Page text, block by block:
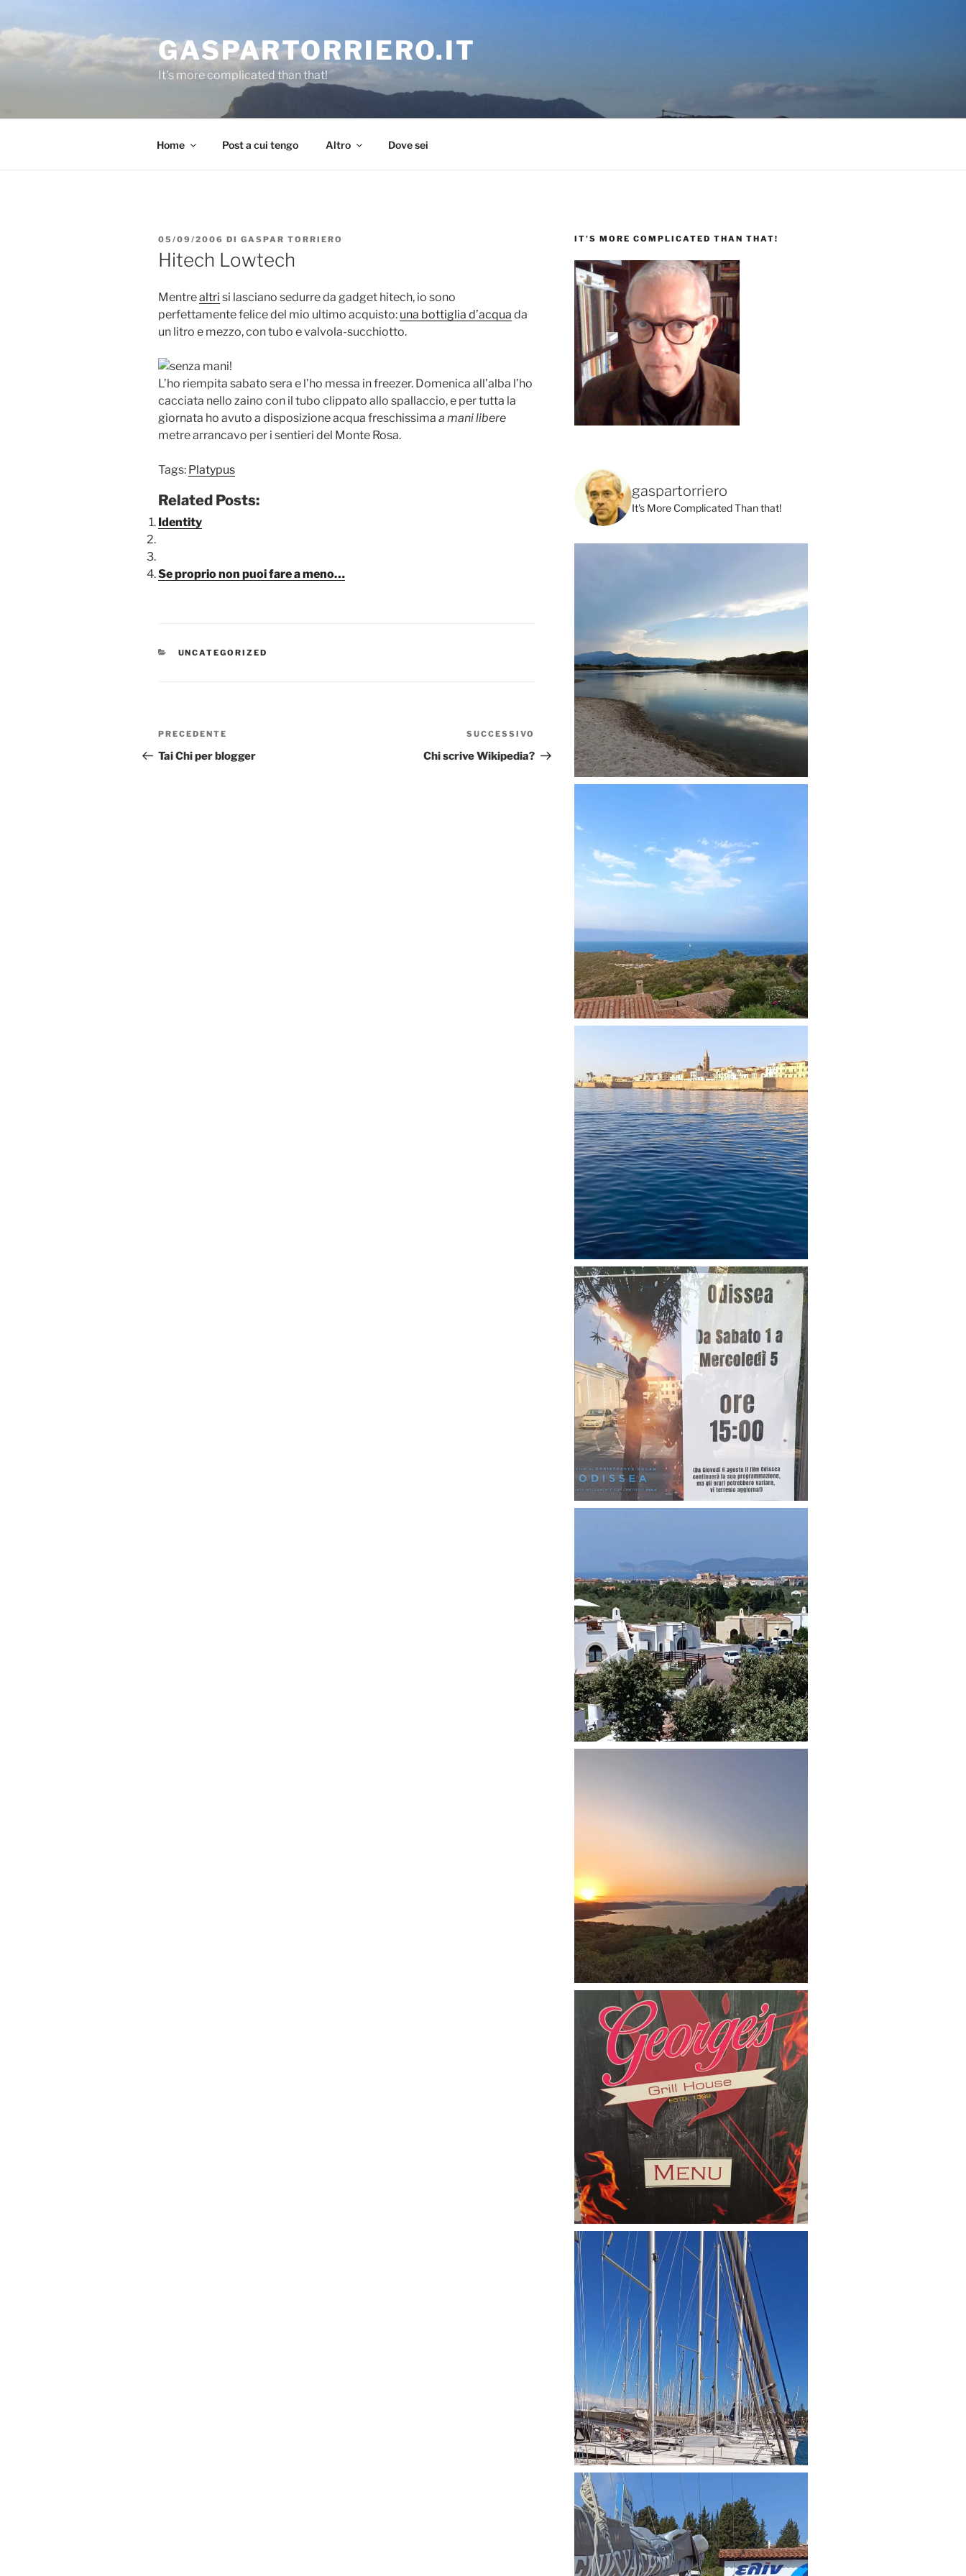
contenuto
GASPARTORRIERO.IT
It's more complicated than that!
Home Post a cui tengo Altro Dove sei
PUBBLICATO
IL
05/09/2006 DI GASPAR TORRIERO
Hitech Lowtech
Mentrealtri si lasciano sedurre da gadget hitech, io sono
perfettamente felice del mio ultimo acquisto: una bottiglia d’acqua da
un litro e mezzo, con tubo e valvola-succhiotto.
L’ho riempita sabato sera e l’ho messa in freezer. Domenica all’alba l’ho
cacciata nello zaino con il tubo clippato allo spallaccio, e per tutta la
giornata ho avuto a disposizione acqua freschissima a mani libere
metre arrancavo per i sentieri del Monte Rosa.
Tags: Platypus
Related Posts:
Identity
Se proprio non puoi fare a meno…
CATEGORIE
UNCATEGORIZED
Navigazione
articoli
Articolo
precedente:
PRECEDENTE
Tai Chi per blogger
Articolo
successivo
SUCCESSIVO
Chi scrive Wikipedia?
IT’S MORE COMPLICATED THAN THAT!
gaspartorriero
It's More Complicated Than that!